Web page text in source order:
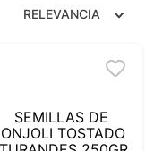
RELEVANCIA